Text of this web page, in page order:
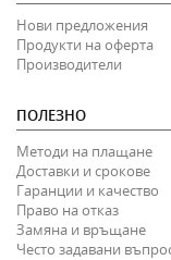
Нови предложения
Продукти на оферта
Производители
ПОЛЕЗНО
Методи на плащане
Доставки и срокове
Гаранции и качество
Право на отказ
Замяна и връщане
Често задавани